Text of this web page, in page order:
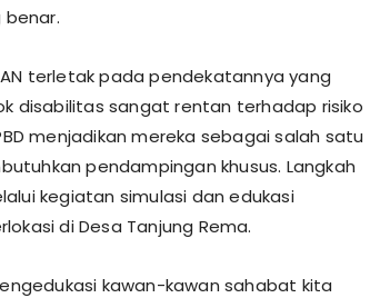
terletak pada pendekatannya yang
disabilitas sangat rentan terhadap risiko
menjadikan mereka sebagai salah satu
pendampingan khusus. Langkah
kegiatan simulasi dan edukasi
di Desa Tanjung Rema.
kawan-kawan sahabat kita